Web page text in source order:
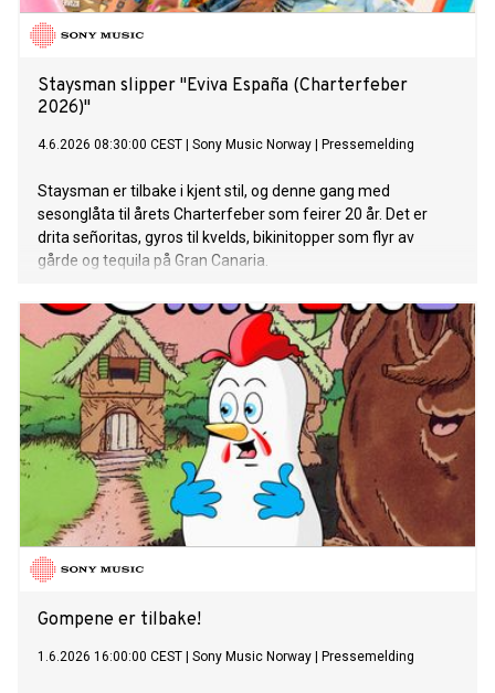
Staysman slipper "Eviva España (Charterfeber
2026)"
4.6.2026 08:30:00 CEST Sony Music Norway Pressemelding
Staysman er tilbake i kjent stil, og denne gang med
sesonglåta til årets Charterfeber som feirer 20 år. Det er
drita señoritas, gyros til kvelds, bikinitopper som flyr av
gårde og tequila på Gran Canaria.
Gompene er tilbake!
1.6.2026 16:00:00 CEST Sony Music Norway Pressemelding